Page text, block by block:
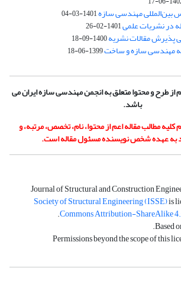
بین‌المللی مهندسی سازه1401-03-04
در نشریات علمی1401-02-26
پذیرش مقالات نشریه1400-09-18
1399-06-18
طرح و محتوا متعلق به انجمن مهندسی سازه ایران می
باشد.
مطالب مقاله اعم از محتوا، نام، تخصص، مرتبه، و
به عهده شخص نویسنده مسئول مقاله است.
Journal of Structural and Construction
Society of Structural Engineering (ISSE)is
Commons Attribution-ShareAlike
.
Based
.
Permissions beyond the scope of this